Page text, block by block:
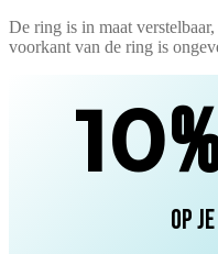
De ring is in maat
voorkant van de ring is
10
op